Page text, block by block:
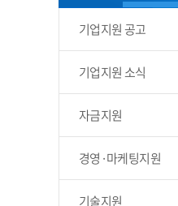
기업지원 공고
기업지원 소식
자금지원
경영·마케팅지원
기술지원